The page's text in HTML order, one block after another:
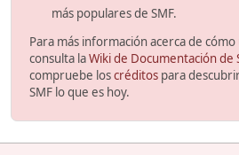
más populares de SMF.
Para más información acerca de
consulta laWiki de Documentación de
compruebe loscréditos para
SMF lo que es hoy.